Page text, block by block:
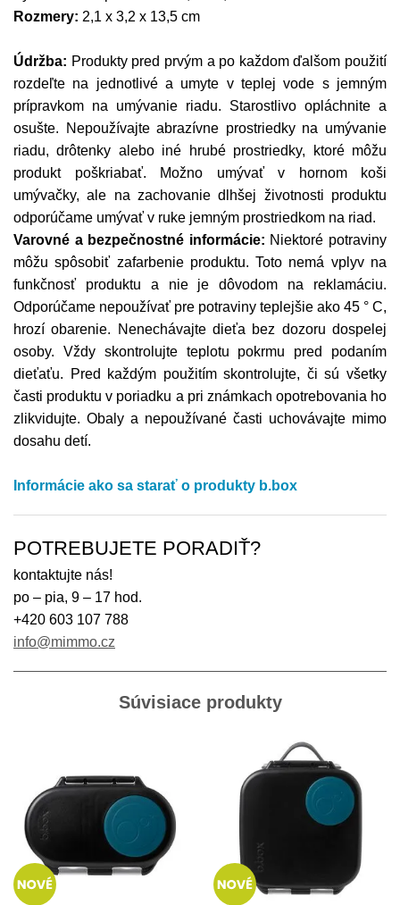
Rozmery: 2,1 x 3,2 x 13,5 cm
Údržba: Produkty pred prvým a po každom ďalšom použití
rozdeľte na jednotlivé a umyte v teplej vode s jemným
prípravkom na umývanie riadu. Starostlivo opláchnite a
osušte. Nepoužívajte abrazívne prostriedky na umývanie
riadu, drôtenky alebo iné hrubé prostriedky, ktoré môžu
produkt poškriabať. Možno umývať v hornom koši
umývačky, ale na zachovanie dlhšej životnosti produktu
odporúčame umývať v ruke jemným prostriedkom na riad.
Varovné a bezpečnostné informácie: Niektoré potraviny
môžu spôsobiť zafarbenie produktu. Toto nemá vplyv na
funkčnosť produktu a nie je dôvodom na reklamáciu.
Odporúčame nepoužívať pre potraviny teplejšie ako 45 ° C,
hrozí obarenie. Nenechávajte dieťa bez dozoru dospelej
osoby. Vždy skontrolujte teplotu pokrmu pred podaním
dieťaťu. Pred každým použitím skontrolujte, či sú všetky
časti produktu v poriadku a pri známkach opotrebovania ho
zlikvidujte. Obaly a nepoužívané časti uchovávajte mimo
dosahu detí.
Informácie ako sa starať o produkty b.box
POTREBUJETE PORADIŤ?
kontaktujte nás!
po – pia, 9 – 17 hod.
+420 603 107 788
info@mimmo.cz
Súvisiace produkty